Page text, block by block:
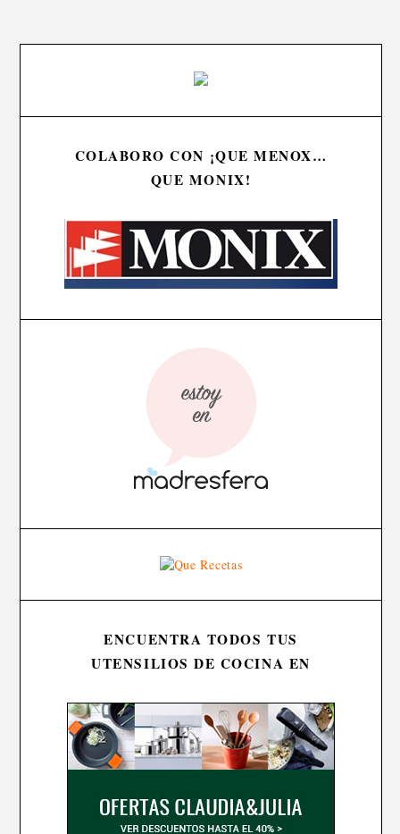
COLABORO CON ¡QUE MENOX…
QUE MONIX!
ENCUENTRA TODOS TUS
UTENSILIOS DE COCINA EN